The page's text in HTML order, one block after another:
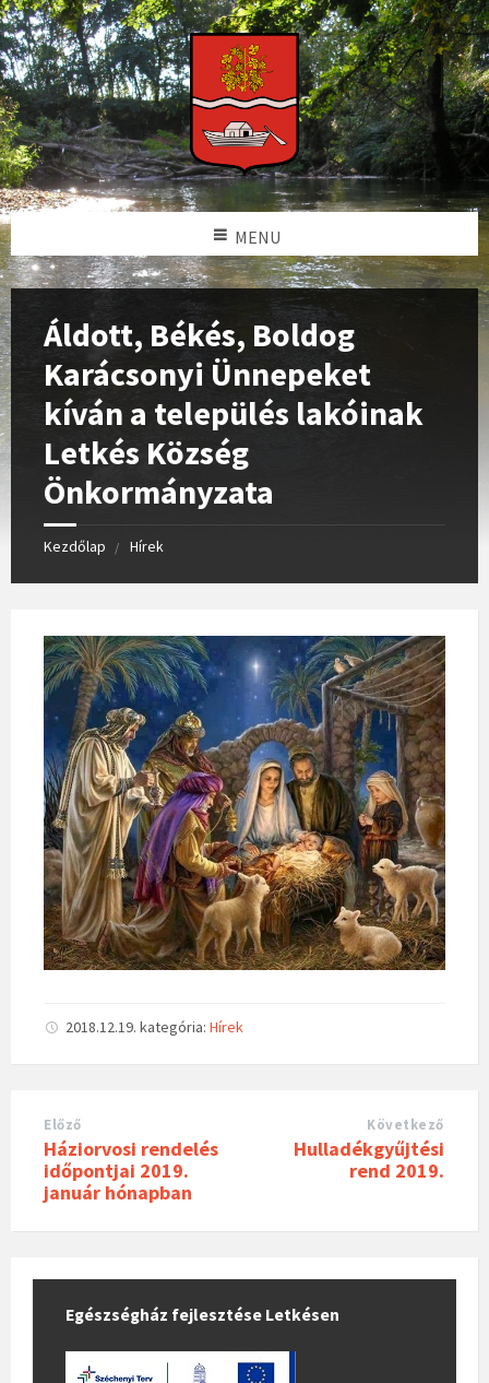
MENU
Áldott, Békés, Boldog
Karácsonyi Ünnepeket
kíván a település lakóinak
Letkés Község
Önkormányzata
Kezdőlap Hírek
2018.12.19. kategória: Hírek
Előző
Háziorvosi rendelés
időpontjai 2019.
január hónapban
Következő
Hulladékgyűjtési
rend 2019.
Egészségház fejlesztése Letkésen